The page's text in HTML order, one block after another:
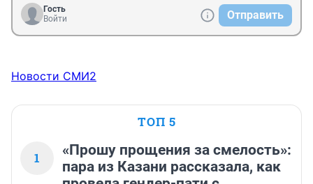
Гость
Войти
Отправить
Новости СМИ2
ТОП 5
1
«Прошу прощения за смелость»:
пара из Казани рассказала, как